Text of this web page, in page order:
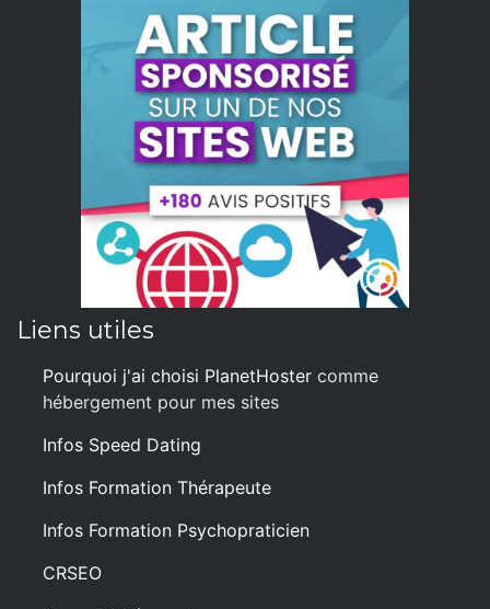
Liens utiles
Pourquoi j'ai choisi PlanetHoster comme
hébergement pour mes sites
Infos Speed Dating
Infos Formation Thérapeute
Infos Formation Psychopraticien
CRSEO